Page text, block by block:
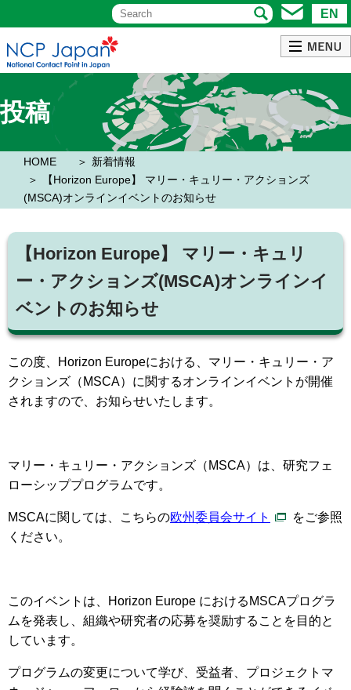
EN
投稿
HOME
新着情報
【Horizon Europe】 マリー・キュリー・アクションズ
(MSCA)オンラインイベントのお知らせ
【Horizon Europe】 マリー・キュリ
ー・アクションズ(MSCA)オンラインイ
ベントのお知らせ
この度、Horizon Europeにおける、マリー・キュリー・ア
クションズ（MSCA）に関するオンラインイベントが開催
されますので、お知らせいたします。
マリー・キュリー・アクションズ（MSCA）は、研究フェ
ローシッププログラムです。
MSCAに関しては、こちらの欧州委員会サイト
をご参照
ください。
このイベントは、Horizon Europe におけるMSCAプログラ
ムを発表し、組織や研究者の応募を奨励することを目的と
しています。
プログラムの変更について学び、受益者、プロジェクトマ